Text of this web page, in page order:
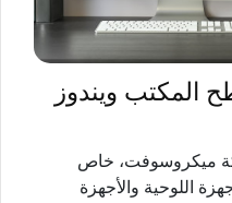
المكتب ويندوز
لشركة ميكروسوفت، خاص
اللوحية والأجهزة